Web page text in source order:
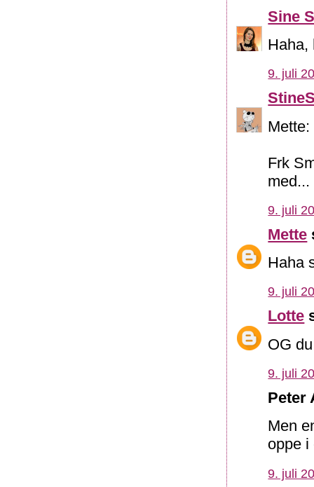
Sine
Haha,
9. juli
Frk
med...
9. juli
Mette
Haha
9. juli
Lotte
OG
9. juli
Peter
Men
oppe
9. juli